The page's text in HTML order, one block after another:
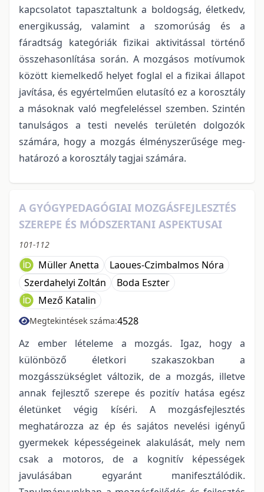
kapcsolatot tapasztaltunk a boldogság, életkedv,
energikusság, valamint a szomorúság és a
fáradtság kategóriák fizikai aktivitással történő
összehasonlítása során. A mozgásos motívumok
között kiemelkedő helyet foglal el a fizikai állapot
javítása, és egyértelműen elutasító ez a korosztály
a másoknak való megfeleléssel szemben. Szintén
tanulságos a testi nevelés területén dolgozók
számára, hogy a mozgás élményszerűsége meg-
határozó a korosztály tagjai számára.
A GYÓGYPEDAGÓGIAI MOZGÁSFEJLESZTÉS
SZEREPE ÉS MÓDSZERTANI ASPEKTUSAI
101-112
Müller Anetta
Laoues-Czimbalmos Nóra
Szerdahelyi Zoltán
Boda Eszter
Mező Katalin
Megtekintések száma:4528
Az ember lételeme a mozgás. Igaz, hogy a
különböző életkori szakaszokban a
mozgásszükséglet változik, de a mozgás, illetve
annak fejlesztő szerepe és pozitív hatása egész
életünket végig kíséri. A mozgásfejlesztés
meghatározza az ép és sajátos nevelési igényű
gyermekek képességeinek alakulását, mely nem
csak a motoros, de a kognitív képességek
javulásában egyaránt manifesztálódik.